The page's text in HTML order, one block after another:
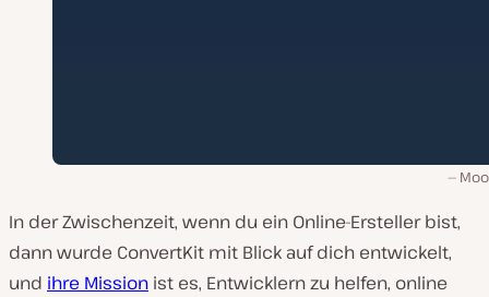
In der Zwischenzeit, wenn du ein Online-Ersteller bist,
dann wurde ConvertKit mit Blick auf dich entwickelt,
und ihre Mission ist es, Entwicklern zu helfen, online